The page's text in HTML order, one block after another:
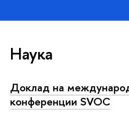
Наука
Доклад на
конференции SVOC